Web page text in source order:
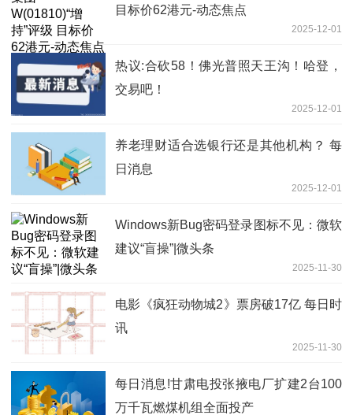
目标价62港元-动态焦点
2025-12-01
热议:合砍58！佛光普照天王沟！哈登，
交易吧！
2025-12-01
养老理财适合选银行还是其他机构？ 每
日消息
2025-12-01
Windows新Bug密码登录图标不见：微软
建议“盲操”|微头条
2025-11-30
电影《疯狂动物城2》票房破17亿 每日时
讯
2025-11-30
每日消息!甘肃电投张掖电厂扩建2台100
万千瓦燃煤机组全面投产